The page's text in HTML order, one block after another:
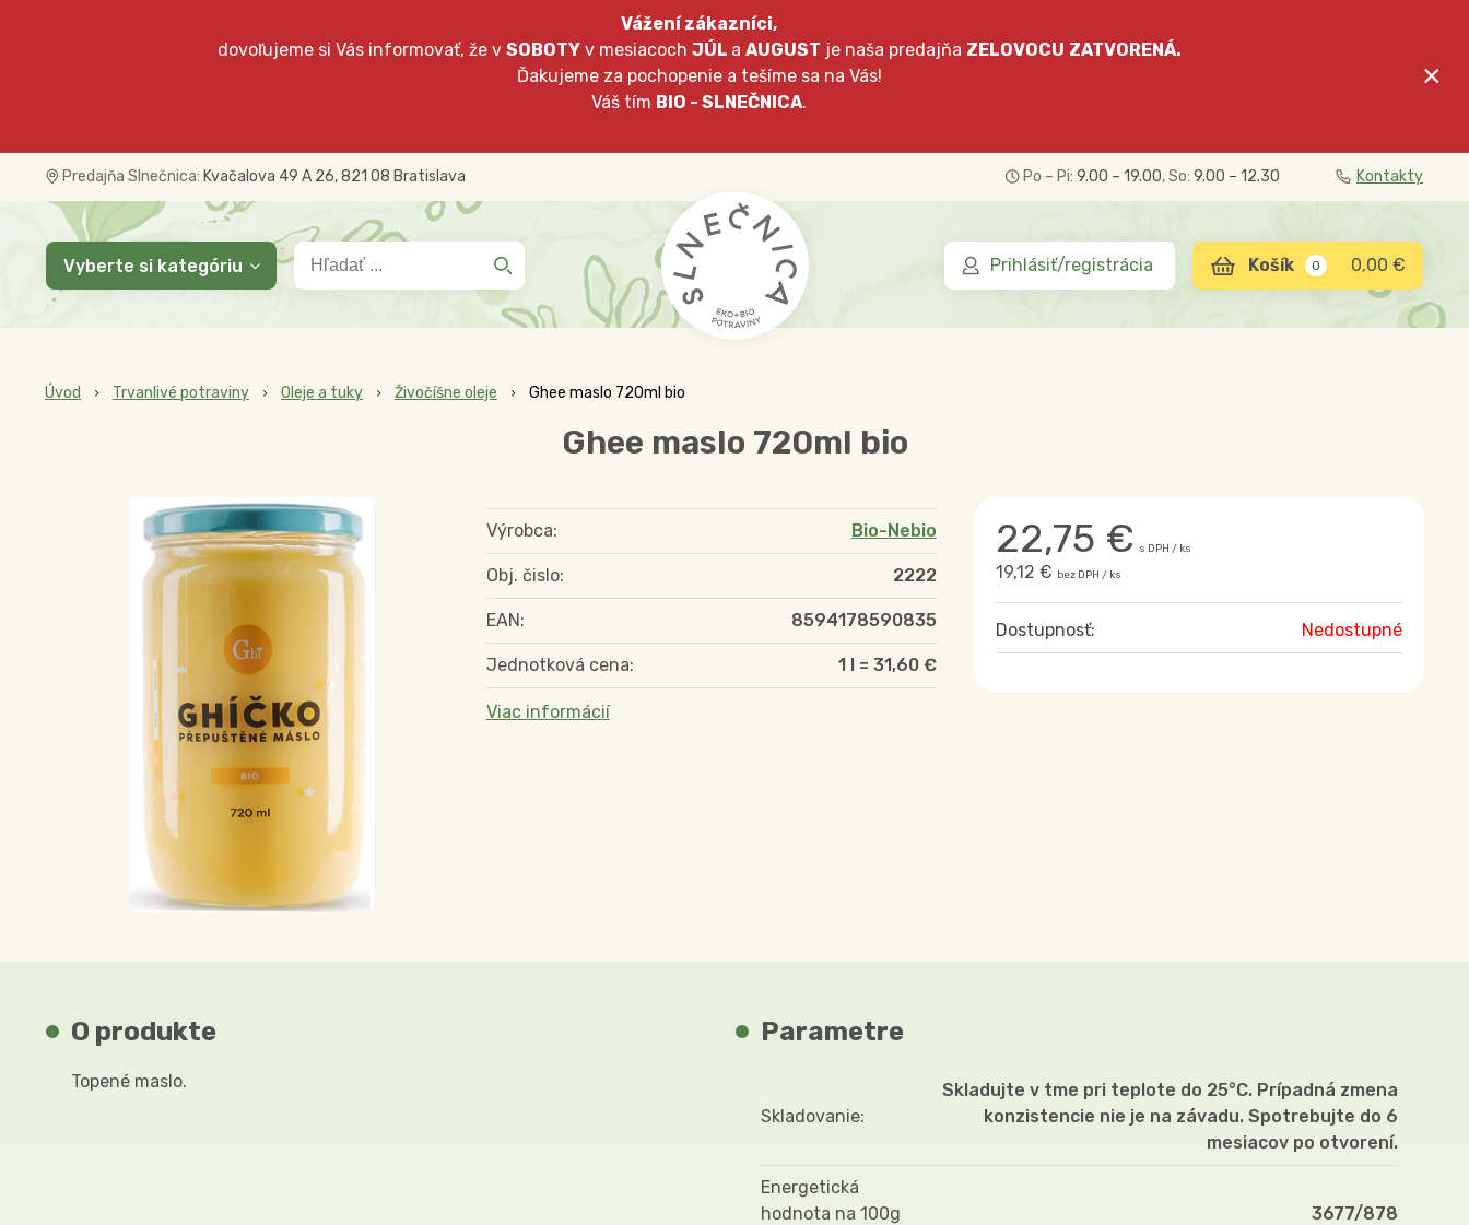
Vážení zákazníci,
dovoľujeme si Vás informovať, že v SOBOTYv mesiacoch JÚL a AUGUST je naša predajňa ZELOVOCU ZATVORENÁ.
Ďakujeme za pochopenie a tešíme sa na Vás!
Váš tím BIO - SLNEČNICA.
×
Predajňa Slnečnica: Kvačalova 49 A 26, 821 08 Bratislava Po – Pi: 9.00 – 19.00, So: 9.00 – 12.30 Kontakty
Prihlásiť/registrácia 0,00 €
0
Úvod Trvanlivé potraviny Oleje a tuky Živočíšne oleje Ghee maslo 720ml bio
Ghee maslo 720ml bio
22,75 € s DPH / ks
19,12 € bez DPH / ks
Dostupnosť: Nedostupné
Výrobca: Bio-Nebio
Obj. čislo: 2222
EAN: 8594178590835
Jednotková cena: 1 l = 31,60 €
Viac informácií
O produkte
Topené maslo.
Parametre
Skladovanie
Skladujte v tme pri teplote do 25°C. Prípadná zmena
konzistencie nie je na závadu. Spotrebujte do 6
mesiacov po otvorení.
Energetická
hodnota na 100g
3677/878
Vyberte si kategóriu